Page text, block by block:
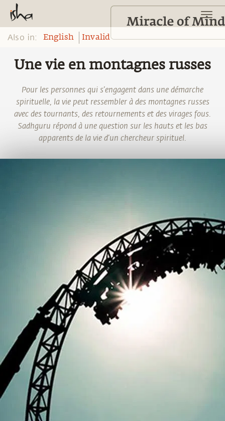
Also in: English Invalid
Une vie en montagnes russes
Pour les personnes qui s’engagent dans une démarche
spirituelle, la vie peut ressembler à des montagnes russes
avec des tournants, des retournements et des virages fous.
Sadhguru répond à une question sur les hauts et les bas
apparents de la vie d’un chercheur spirituel.